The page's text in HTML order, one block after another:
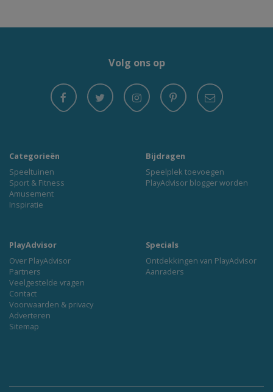
Volg ons op
Categorieën
Speeltuinen
Sport & Fitness
Amusement
Inspiratie
Bijdragen
Speelplek toevoegen
PlayAdvisor blogger worden
PlayAdvisor
Over PlayAdvisor
Partners
Veelgestelde vragen
Contact
Voorwaarden & privacy
Adverteren
Sitemap
Specials
Ontdekkingen van PlayAdvisor
Aanraders